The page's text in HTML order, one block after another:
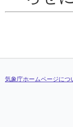
気象庁ホームページにつ